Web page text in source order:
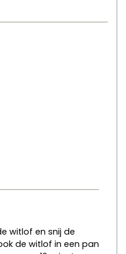
witlof en snij de
de witlof in een pan